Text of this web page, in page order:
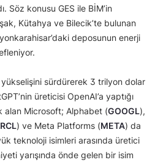
Söz konusu GES ile BİM’in
Kütahya ve Bilecik’te bulunan
deposunun enerji
sürdürerek 3 trilyon dolar
üreticisi OpenAI’a yaptığı
alan Microsoft; Alphabet (GOOGL),
) ve Meta Platforms (META) da
teknoloji isimleri arasında üretici
yarışında önde gelen bir isim